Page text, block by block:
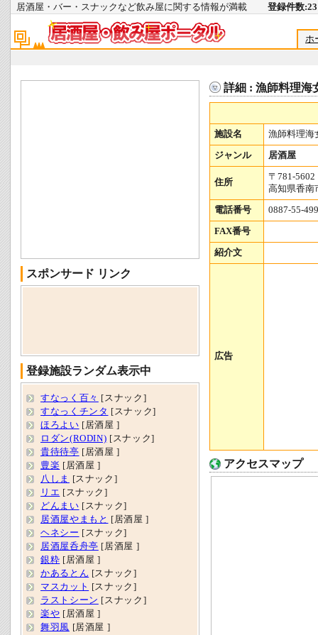
居酒屋・バー・スナックなど飲み屋に関する情報が満載 登録件数
ホ
詳細 : 漁師料理海
施設名 漁師料理海
ジャンル 居酒屋
住所
〒781-5602
高知県香南
電話番号 0887-55-
FAX番号
紹介文
広告
アクセスマップ
スポンサード リンク
登録施設ランダム表示中
すなっく百々
[スナック]
すなっくチンタ [スナック]
ほろよい [居酒屋 ]
ロダン(RODIN) [スナック]
貴待待亭 [居酒屋 ]
豊楽 [居酒屋 ]
八しま
[スナック]
リエ [スナック]
どんまい [スナック]
居酒屋やまもと
[居酒屋 ]
ヘネシー [スナック]
居酒屋呑舟亭 [居酒屋 ]
銀粋 [居酒屋 ]
かあるとん [スナック]
マスカット
[スナック]
ラストシーン [スナック]
楽や [居酒屋 ]
舞羽風 [居酒屋 ]